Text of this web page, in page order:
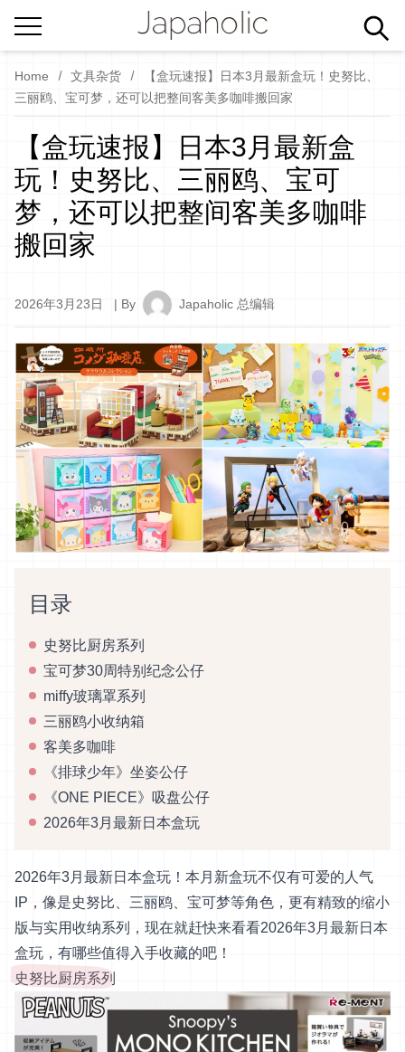
Home 文具杂货
【盒玩速报】日本3月最新盒玩！史努比、
三丽鸥、宝可梦，还可以把整间客美多咖啡搬回家
【盒玩速报】日本3月最新盒
玩！史努比、三丽鸥、宝可
梦，还可以把整间客美多咖啡
搬回家
2026年3月23日 | By Japaholic 总编辑
目录
史努比厨房系列
宝可梦30周特别纪念公仔
miffy玻璃罩系列
三丽鸥小收纳箱
客美多咖啡
《排球少年》坐姿公仔
《ONE PIECE》吸盘公仔
2026年3月最新日本盒玩
2026年3月最新日本盒玩！本月新盒玩不仅有可爱的人气
IP，像是史努比、三丽鸥、宝可梦等角色，更有精致的缩小
版与实用收纳系列，现在就赶快来看看2026年3月最新日本
盒玩，有哪些值得入手收藏的吧！
史努比厨房系列